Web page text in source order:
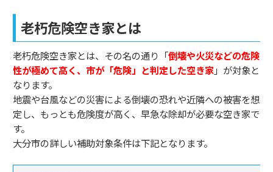
老朽危険空き家とは
老朽危険空き家とは、その名の通り「倒壊や火災などの危険
性が極めて高く、市が「危険」と判定した空き家」が対象と
なります。
地震や台風などの災害による倒壊の恐れや近隣への被害を想
定し、もっとも危険度が高く、早急な除却が必要な空き家で
す。
大分市の詳しい補助対象条件は下記となります。